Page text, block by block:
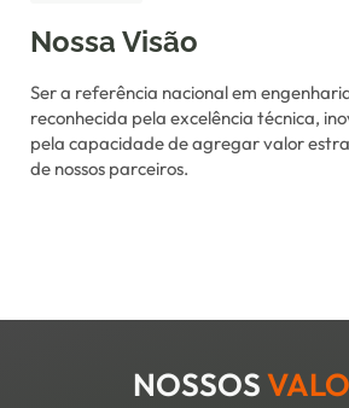
Nossa Visão
Ser a referência nacional em
reconhecida pela excelência técnica,
pela capacidade de agregar valor
de nossos parceiros.
NOSSOS